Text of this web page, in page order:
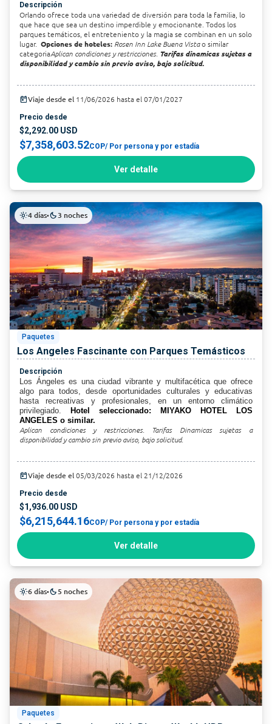
Descripción
Orlando ofrece toda una variedad de diversión para toda la familia, lo
que hace que sea un destino imperdible y emocionante. Todos los
parques temáticos, el entreteniento y la magia se combinan en un solo
lugar. Opciones de hoteles: Rosen Inn Lake Buena Vistao similar
categoriaAplican condiciones y restricciones. Tarifas dinamicas sujetas a
disponibilidad y cambio sin previo aviso, bajo solicitud.
todayViaje desde el 11/06/2026 hasta el 07/01/2027
Precio desde
$2,292.00 USD
$7,358,603.52COP/ Por persona y por estadía
Ver detalle
light_mode4 días•dark_mode3 noches
Paquetes
Los Angeles Fascinante con Parques Temásticos
Descripción
Los Ángeles es una ciudad vibrante y multifacética que ofrece
algo para todos, desde oportunidades culturales y educativas
hasta recreativas y profesionales, en un entorno climático
privilegiado.
Hotel seleccionado: MIYAKO HOTEL LOS
ANGELES o similar.
Aplican condiciones y restricciones. Tarifas Dinamicas sujetas a
disponibilidad y cambio sin previo aviso, bajo solicitud.
todayViaje desde el05/03/2026 hasta el 21/12/2026
Precio desde
$1,936.00 USD
$6,215,644.16COP/ Por persona y por estadía
Ver detalle
light_mode6 días•dark_mode5 noches
Paquetes